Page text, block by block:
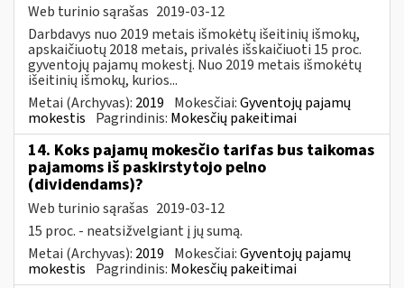
Web turinio sąrašas 2019-03-12
Darbdavys nuo 2019 metais išmokėtų išeitinių išmokų,
apskaičiuotų 2018 metais, privalės išskaičiuoti 15 proc.
gyventojų pajamų mokestį. Nuo 2019 metais išmokėtų
išeitinių išmokų, kurios...
Metai (Archyvas): 2019 Mokesčiai:Gyventojų pajamų
mokestis Pagrindinis: Mokesčių pakeitimai
14. Koks pajamų mokesčio tarifas bus taikomas
pajamoms iš paskirstytojo pelno
(dividendams)?
Web turinio sąrašas 2019-03-12
15 proc. - neatsižvelgiant į jų sumą.
Metai (Archyvas): 2019 Mokesčiai:Gyventojų pajamų
mokestis Pagrindinis: Mokesčių pakeitimai